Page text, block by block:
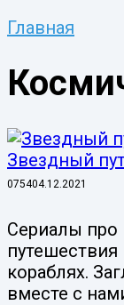
Главная
Звездный
075404.12.2021
Сериалы про
кораблях.
вместе с